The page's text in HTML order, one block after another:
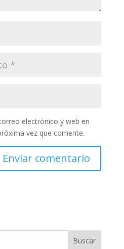
electrónico y web en
vez que comente.
Buscar